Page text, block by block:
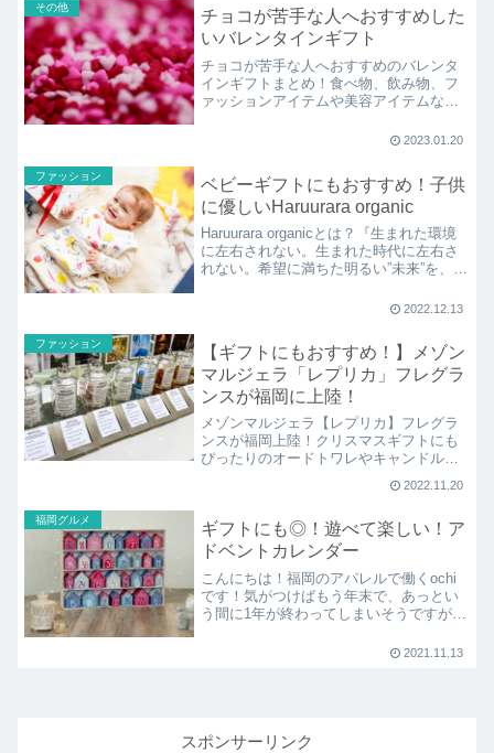
その他
チョコが苦手な人へおすすめした
いバレンタインギフト
チョコが苦手な人へおすすめのバレンタ
インギフトまとめ！食べ物、飲み物、フ
ァッションアイテムや美容アイテムな
はぜひチェックしてくださいね。2023.01.20
ファッション
ベビーギフトにもおすすめ！子供
に優しいHaruurara organic
Haruurara organicとは？『生まれた環境
に左右されない。生まれた時代に左右さ
れない。希望に満ちた明るい”未来”を、子
2022.12.13
ファッション
【ギフトにもおすすめ！】メゾン
マルジェラ「レプリカ」フレグラ
ンスが福岡に上陸！
メゾンマルジェラ【レプリカ】フレグラ
ンスが福岡上陸！クリスマスギフトにも
ぴったりのオードトワレやキャンドルな
2022.11.20
福岡グルメ
ギフトにも◎！遊べて楽しい！ア
ドベントカレンダー
こんにちは！福岡のアパレルで働くochi
です！気がつけばもう年末で、あっとい
う間に1年が終わってしまいそうですが、
2021.11.13
スポンサーリンク